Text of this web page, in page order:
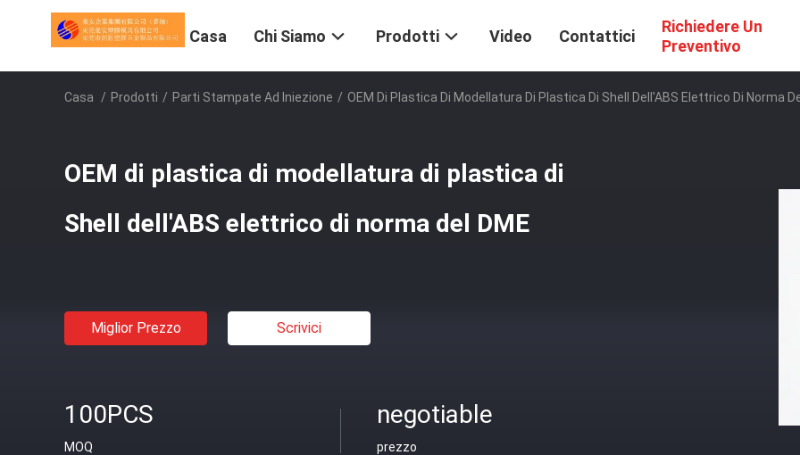
Casa Chi Siamo Prodotti Video Contattici
Richiedere Un
Preventivo
Casa / Prodotti / Parti Stampate Ad Iniezione / OEM Di Plastica Di Modellatura Di Plastica Di Shell Dell'ABS Elettrico Di Norma
OEM di plastica di modellatura di plastica di
Shell dell'ABS elettrico di norma del DME
Miglior Prezzo Scrivici
100PCS
MOQ
negotiable
prezzo